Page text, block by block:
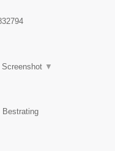
Screenshot ▼
Bestrating